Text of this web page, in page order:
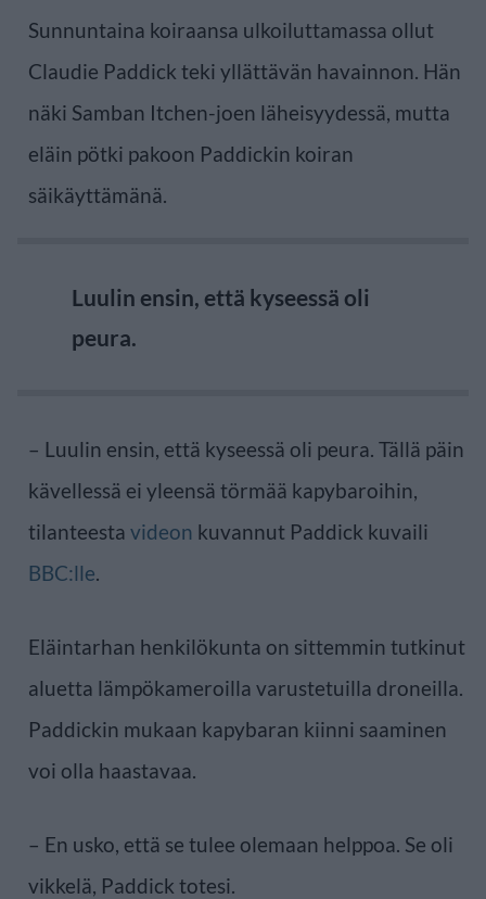
Sunnuntaina koiraansa ulkoiluttamassa ollut
Claudie Paddick teki yllättävän havainnon. Hän
näki Samban Itchen-joen läheisyydessä, mutta
eläin pötki pakoon Paddickin koiran
säikäyttämänä.
Luulin ensin, että kyseessä oli
peura.
– Luulin ensin, että kyseessä oli peura. Tällä päin
kävellessä ei yleensä törmää kapybaroihin,
tilanteesta videon kuvannut Paddick kuvaili
BBC:lle.
Eläintarhan henkilökunta on sittemmin tutkinut
aluetta lämpökameroilla varustetuilla droneilla.
Paddickin mukaan kapybaran kiinni saaminen
voi olla haastavaa.
– En usko, että se tulee olemaan helppoa. Se oli
vikkelä, Paddick totesi.